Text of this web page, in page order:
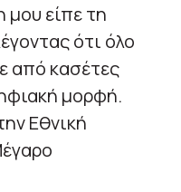
μου είπε τη
ότι όλο
από κασέτες
μορφή.
Εθνική